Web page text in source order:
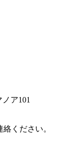
ア101
ください。